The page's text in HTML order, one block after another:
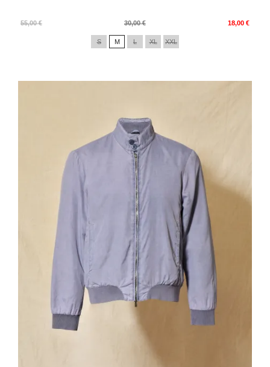
55,00 €
Prix
30,00 € 18,00 €
Prix
S M L XL XXL